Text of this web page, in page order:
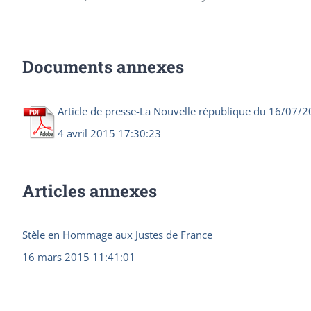
Documents annexes
Article de presse-La Nouvelle république du 16/07/
4 avril 2015 17:30:23
Articles annexes
Stèle en Hommage aux Justes de France
16 mars 2015 11:41:01